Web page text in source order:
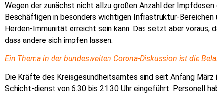
Wegen der zunächst nicht allzu großen Anzahl der
Beschäftigen in besonders wichtigen Infrastruktur-Bereichen
Herden-Immunität erreicht sein kann. Das setzt aber voraus,
dass andere sich impfen lassen.
Ein Thema in der bundesweiten Corona-Diskussion ist die
Die Kräfte des Kreisgesundheitsamtes sind seit Anfang März
Schicht-dienst von 6.30 bis 21.30 Uhr eingeführt. Personell